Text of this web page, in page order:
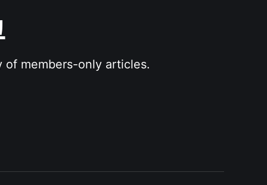
members-only articles.